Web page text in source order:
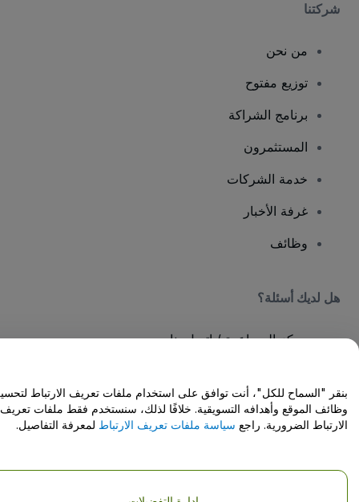
شركتنا
من نحن
توزيع مفتوح
برنامج الشراكة
المستثمرون
خدمة الشركات
غرفة الأخبار
وظائف
هل لديك أسئلة؟
مركز المساعدة / اتصل بنا
حقوق النشر © شركة فياجوجو المحدودة 2026
تفاصيل الشركة
Do Not Share My Personal Information/Your Privacy Choices
بنقر "السماح للكل"، أنت توافق على استخدام ملفات تعريف الارتباط لتحسين
وظائف الموقع وأهدافه التسويقية. خلافًا لذلك، سنستخدم فقط ملفات تعريف
الارتباط الضرورية. راجعسياسة ملفات تعريف الارتباطلمعرفة التفاصيل.